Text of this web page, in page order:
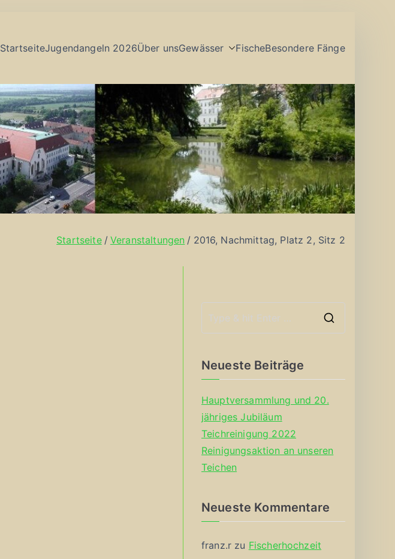
StartseiteJugendangeln 2026Über unsGewässer FischeBesondere Fänge
Startseite Veranstaltungen 2016, Nachmittag, Platz 2, Sitz 2
Neueste Beiträge
Hauptversammlung und 20.
jähriges Jubiläum
Teichreinigung 2022
Reinigungsaktion an unseren
Teichen
Neueste Kommentare
franz.r zu Fischerhochzeit